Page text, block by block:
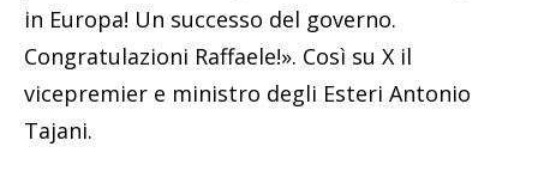
in Europa! Un successo del governo.
Congratulazioni Raffaele!». Così su X il
vicepremier e ministro degli Esteri Antonio
Tajani.